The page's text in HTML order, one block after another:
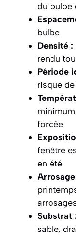
du bulbe
bulbe
Densité :
rendu
Période
risque
forcée
fenêtre
en été
arrosages
Substrat :
sable,